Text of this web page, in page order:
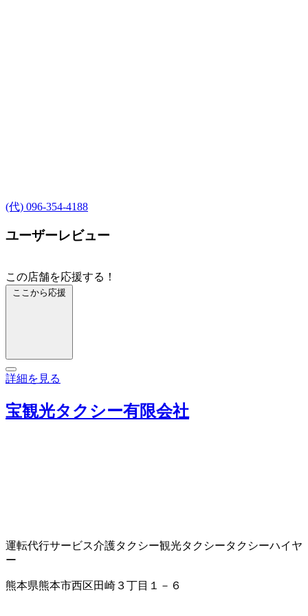
(代) 096-354-4188
ユーザーレビュー
この店舗を応援する！
ここから応援
詳細を見る
宝観光タクシー有限会社
運転代行サービス介護タクシー観光タクシータクシーハイヤ
ー
熊本県熊本市西区田崎３丁目１－６